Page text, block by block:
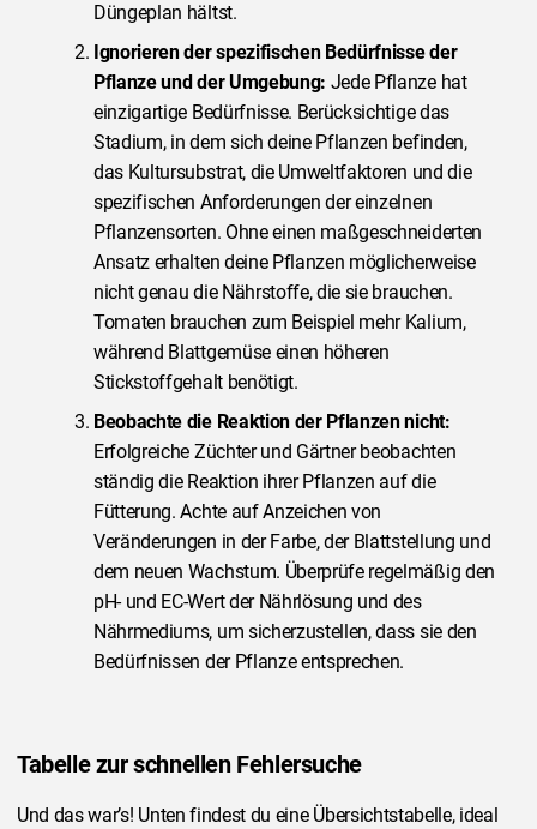
Düngeplan hältst.
Ignorieren der spezifischen Bedürfnisse der
Pflanze und der Umgebung: Jede Pflanze hat
einzigartige Bedürfnisse. Berücksichtige das
Stadium, in dem sich deine Pflanzen befinden,
das Kultursubstrat, die Umweltfaktoren und die
spezifischen Anforderungen der einzelnen
Pflanzensorten. Ohne einen maßgeschneiderten
Ansatz erhalten deine Pflanzen möglicherweise
nicht genau die Nährstoffe, die sie brauchen.
Tomaten brauchen zum Beispiel mehr Kalium,
während Blattgemüse einen höheren
Stickstoffgehalt benötigt.
Beobachte die Reaktion der Pflanzen nicht:
Erfolgreiche Züchter und Gärtner beobachten
ständig die Reaktion ihrer Pflanzen auf die
Fütterung. Achte auf Anzeichen von
Veränderungen in der Farbe, der Blattstellung und
dem neuen Wachstum. Überprüfe regelmäßig den
pH- und EC-Wert der Nährlösung und des
Nährmediums, um sicherzustellen, dass sie den
Bedürfnissen der Pflanze entsprechen.
Tabelle zur schnellen Fehlersuche
Und das war’s! Unten findest du eine Übersichtstabelle, ideal